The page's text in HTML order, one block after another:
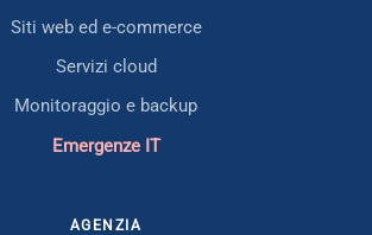
Siti web ed e-commerce
Servizi cloud
Monitoraggio e backup
Emergenze IT
AGENZIA